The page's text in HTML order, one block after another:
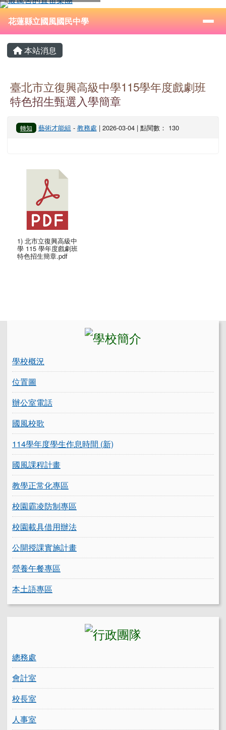
跳至主內容區
花蓮縣立國風國民中學
⏸
導覽列
花蓮縣立國風國民中學
主內容區域
本站消息
臺北市立復興高級中學115學年度戲劇班
特色招生甄選入學簡章
轉知 藝術才能組 - 教務處 | 2026-03-04 | 點閱數： 130
1) 北市立復興高級中
學 115 學年度戲劇班
特色招生簡章.pdf
學校概況
位置圖
辦公室電話
國風校歌
114學年度學生作息時間 (新)
國風課程計畫
教學正常化專區
校園霸凌防制專區
校園載具借用辦法
公開授課實施計畫
營養午餐專區
本土語專區
總務處
會計室
校長室
人事室
頁尾區域